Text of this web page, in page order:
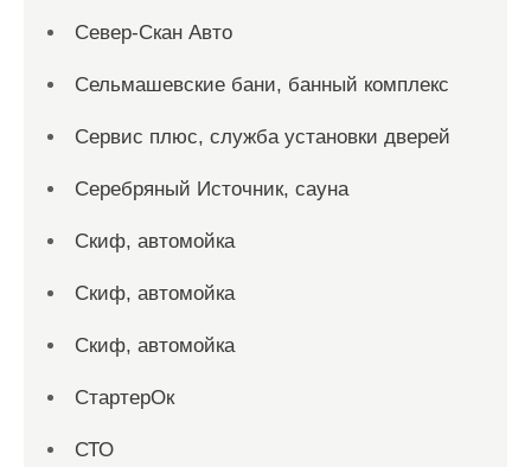
Север-Скан Авто
Сельмашевские бани, банный комплекс
Сервис плюс, служба установки дверей
Серебряный Источник, сауна
Скиф, автомойка
Скиф, автомойка
Скиф, автомойка
СтартерОк
СТО